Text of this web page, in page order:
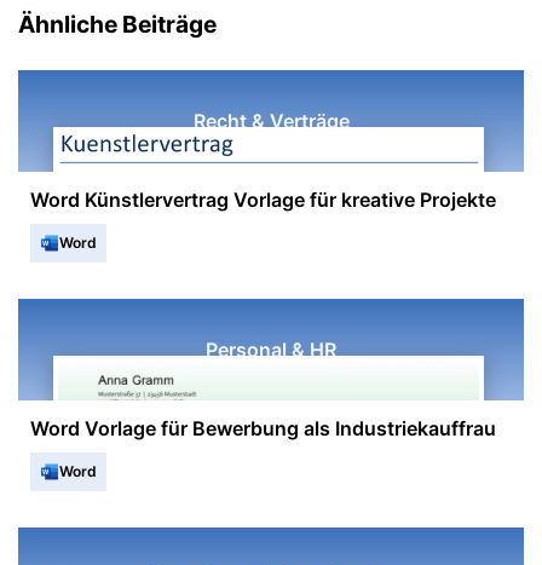
Ähnliche Beiträge
Recht & Verträge
Word Künstlervertrag Vorlage für kreative Projekte
Word
Personal & HR
Word Vorlage für Bewerbung als Industriekauffrau
Word